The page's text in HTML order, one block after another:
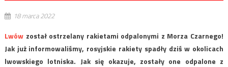
18 marca 2022
Lwówzostał ostrzelany rakietami odpalonymi z Morza Czarnego!
Jak już informowaliśmy, rosyjskie rakiety spadły dziś w okolicach
lwowskiego lotniska. Jak się okazuje, zostały one odpalone z